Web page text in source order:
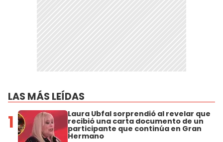
LAS MÁS LEÍDAS
1 Laura Ubfal sorprendió al revelar que
recibió una carta documento de un
participante que continúa en Gran
Hermano